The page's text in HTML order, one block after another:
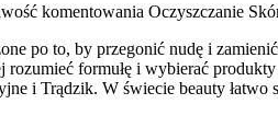
komentowania Oczyszczanie
po to, by przegonić nudę i
formułę i wybierać
i Trądzik. W świecie beauty